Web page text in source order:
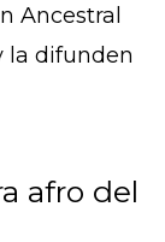
Ancestral
la difunden
afro del